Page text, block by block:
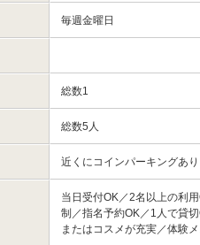
毎週金曜日
総数1
総数5人
近くにコインパーキングあり
当日受付OK／2名以上の利
制／指名予約OK／1人で貸
またはコスメが充実／体験